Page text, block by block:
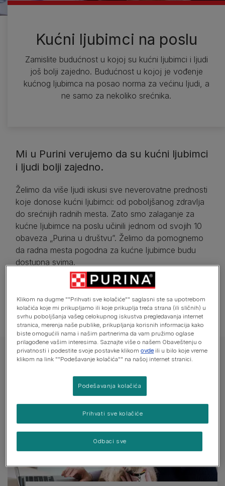
Kućni ljubimci na poslu
Zamislite budućnost u kojoj su kućni ljubimci i ljudi
još bolji zajedno. Budućnost u kojoj je vođenje
kućnog ljubimca na posao norma za većinu ljudi, a
ne samo za nekoliko srećnika.
Mi u Purini verujemo da su kućni ljubimci
i ljudi bolji zajedno.
Želimo da više ljudi iskusi sve neverovatne prednosti
koje donose kućni ljubimci: od poboljšanog zdravlja
do srećnijih radnih mesta. Zato smo zalaganje za
kućne ljubimce na poslu učinili jednom od svojih 10
obaveza „Purina u društvu”. Želimo da pomognemo
da radna mesta pogodna za kućne ljubimce budu
dostupna svima.
Otkrijte ovde kako da podesite sopstvenu šemu
Kućni ljubimci na poslu!
Kućni ljubimci na poslu i najnovije informacije o
covid-u
Klikom na dugme ""Prihvati sve kolačiće"" saglasni ste sa upotrebom
kolačića koje mi prikupljamo ili koje prikuplja treća strana (ili sličnih) u
svrhu poboljšanja vašeg celokupnog iskustva pregledavanja internet
stranica, merenja naše publike, prikupljanja korisnih informacija kako
biste omogućili nama i našim partnerima da vam pružimo oglase
prilagođene vašim interesima. Saznajte više o našem Obaveštenju o
privatnosti i podestite svoje postavke klikomovdeili u bilo koje vreme
klikom na link ""Podešavanje kolačića"" na našoj internet stranici.
Podešavanja kolačića
Odbaci sve
Prihvati sve kolačiće